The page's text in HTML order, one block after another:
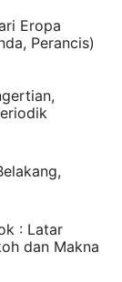
Eropa
Perancis)
: Latar
dan Makna